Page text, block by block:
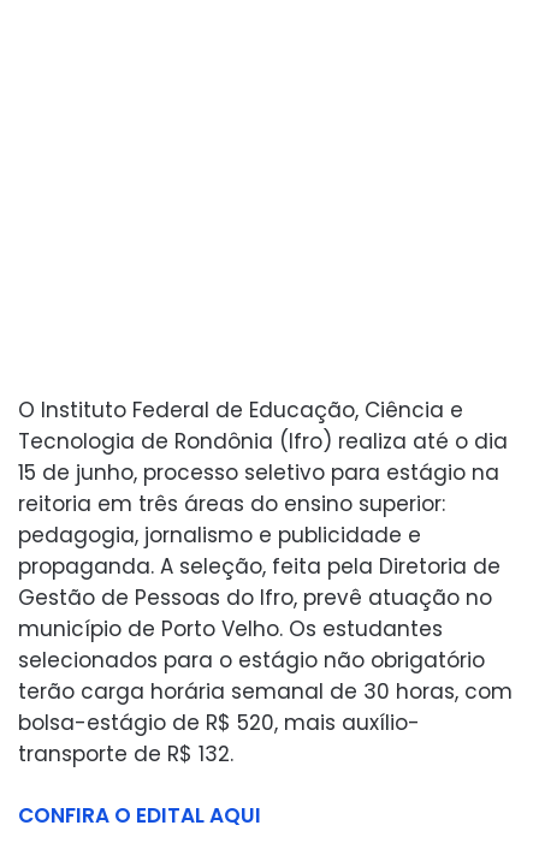
O Instituto Federal de Educação, Ciência e
Tecnologia de Rondônia (Ifro) realiza até o dia
15 de junho, processo seletivo para estágio na
reitoria em três áreas do ensino superior:
pedagogia, jornalismo e publicidade e
propaganda. A seleção, feita pela Diretoria de
Gestão de Pessoas do Ifro, prevê atuação no
município de Porto Velho. Os estudantes
selecionados para o estágio não obrigatório
terão carga horária semanal de 30 horas, com
bolsa-estágio de R$ 520, mais auxílio-
transporte de R$ 132.
CONFIRA O EDITAL AQUI